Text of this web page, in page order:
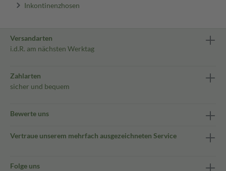
Inkontinenzhosen
Versandarten
i.d.R. am nächsten Werktag
Zahlarten
sicher und bequem
Bewerte uns
Vertraue unserem mehrfach ausgezeichneten Service
Folge uns